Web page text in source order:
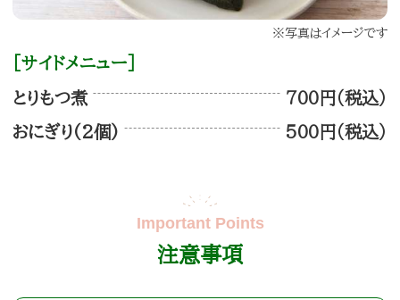
※写真はイメージです
［サイドメニュー］
とりもつ煮 700円（税込）
おにぎり(2個) 500円（税込）
注意事項